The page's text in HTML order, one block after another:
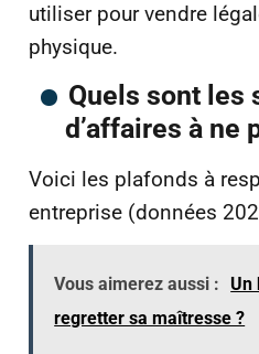
utiliser pour vendre
physique.
Quels sont les
d’affaires à ne
Voici les plafonds à
entreprise (données
Vous aimerez aussi :
Un
regretter sa maîtresse ?